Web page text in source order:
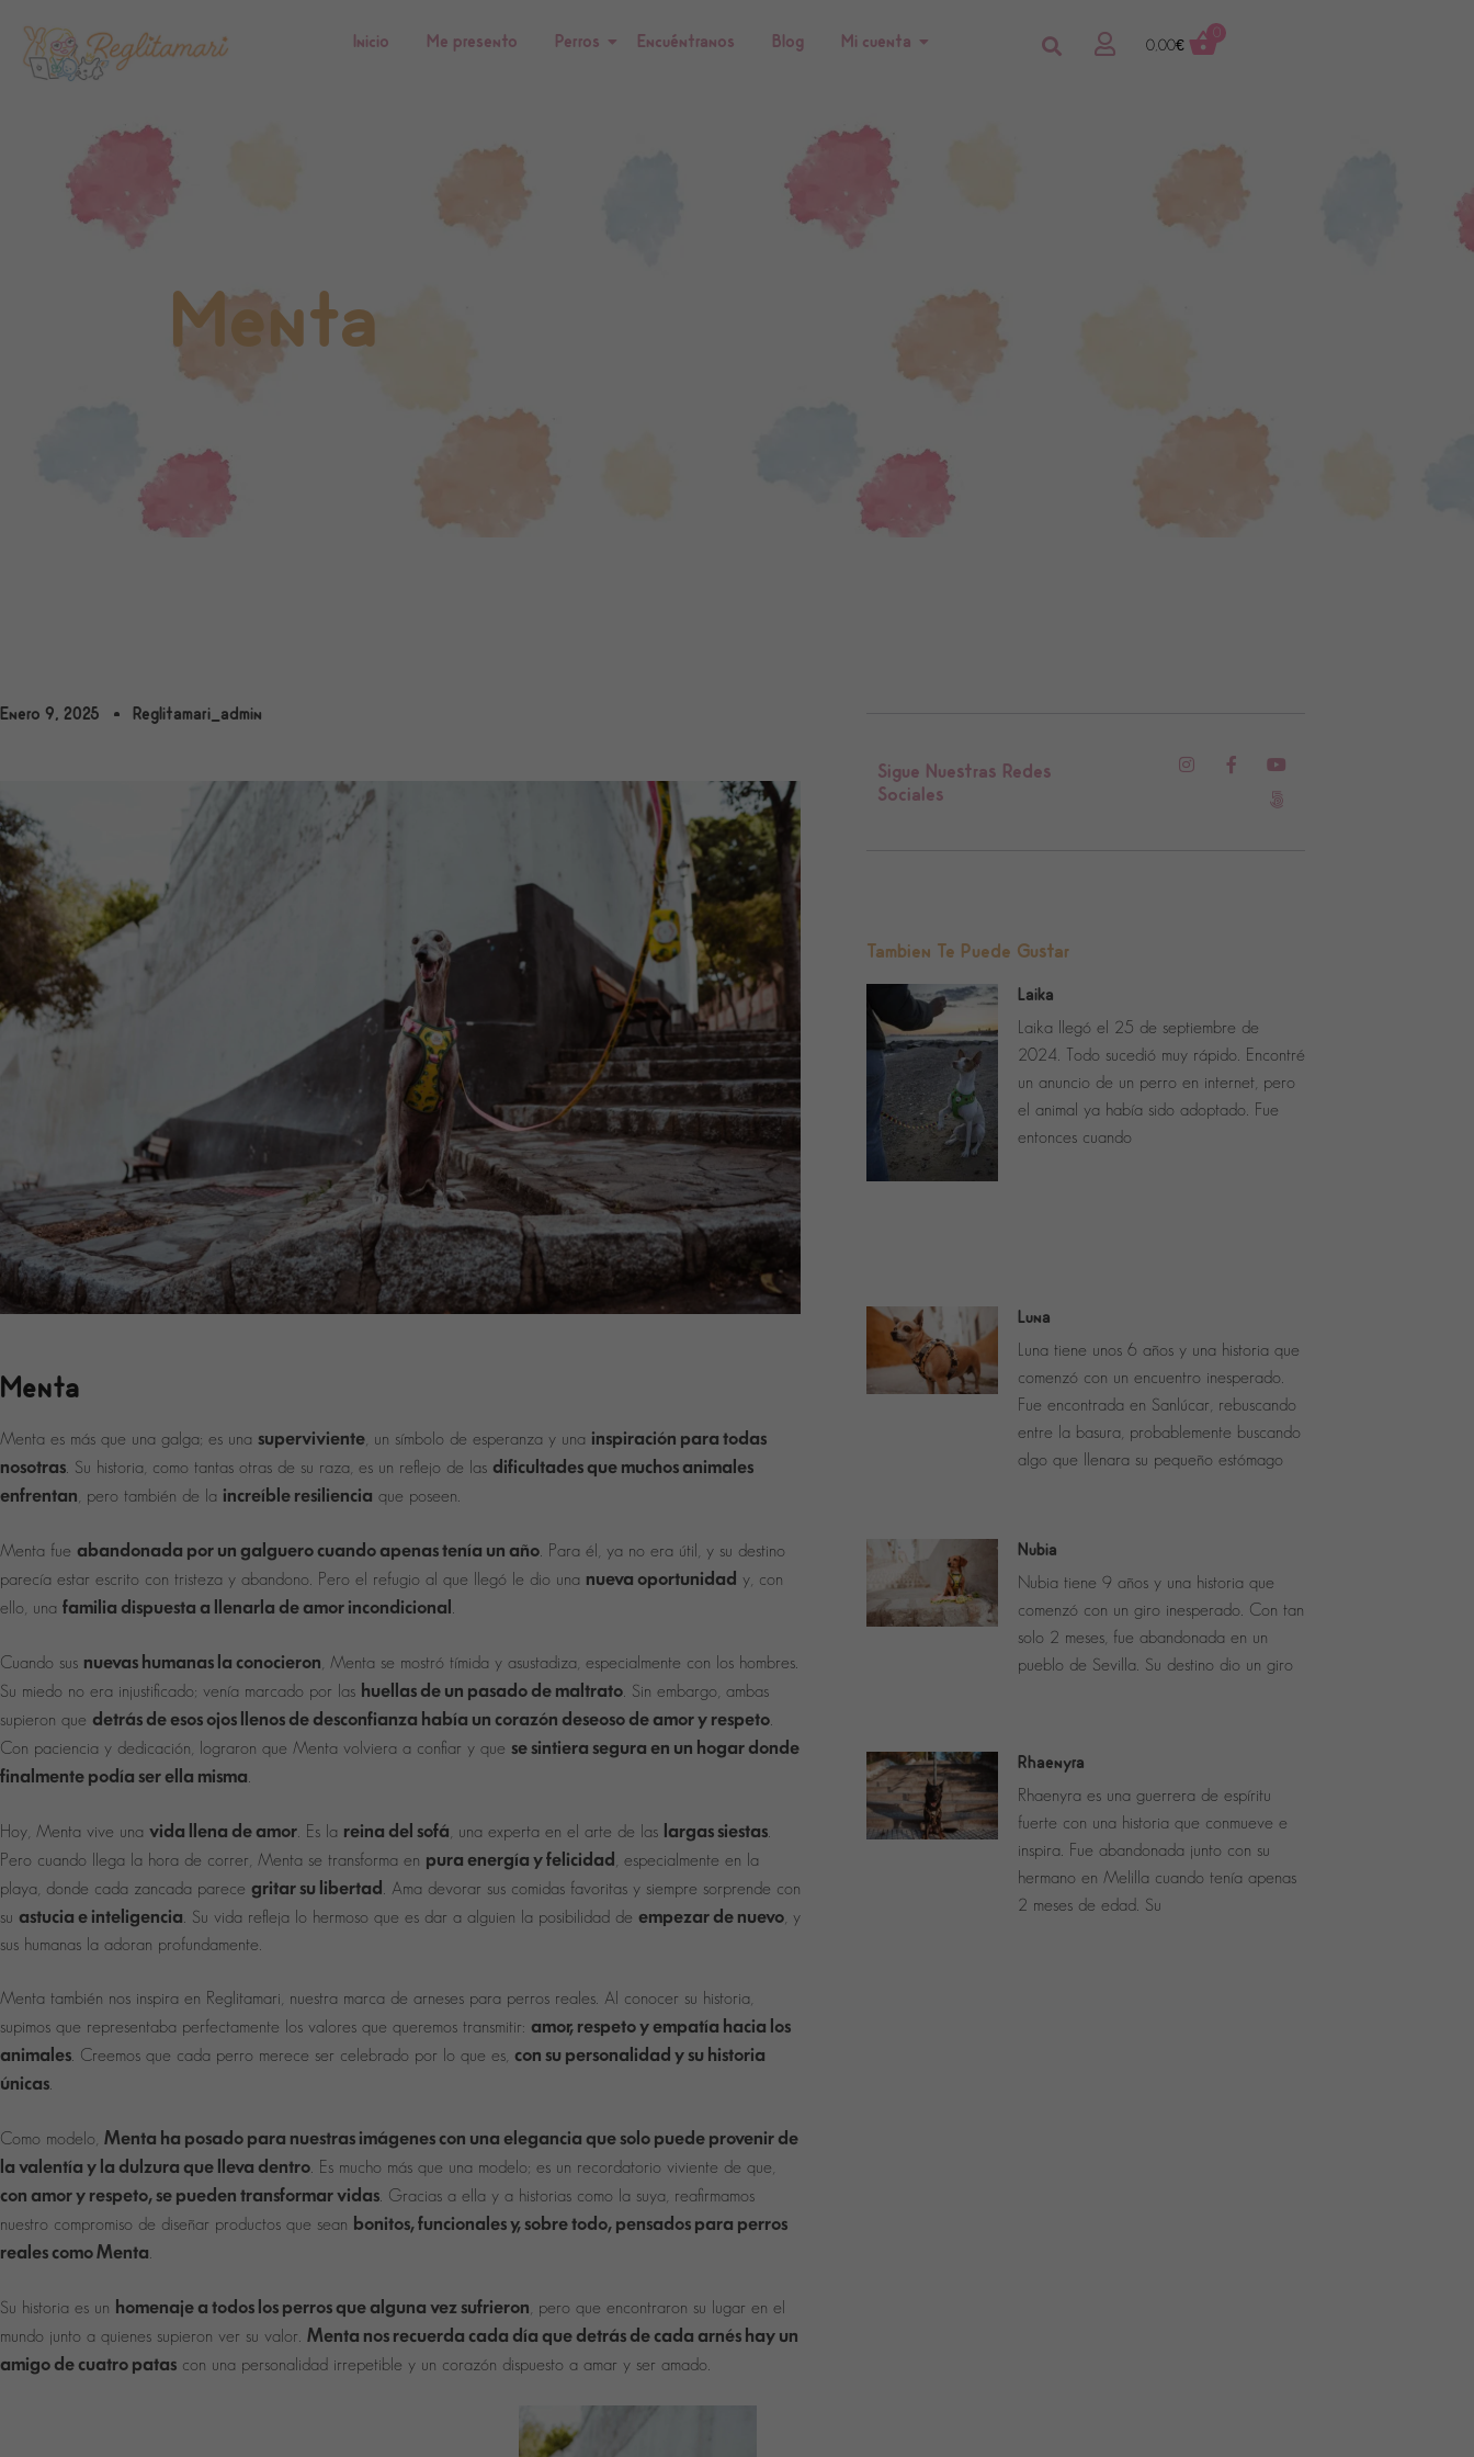
Inicio Me presento Perros Encuéntranos Blog Mi cuenta 0,00€
0
Menta
Enero 9, 2025 Reglitamari_admin
Menta
Menta es más que una galga; es una superviviente , un símbolo de esperanza y una inspiración para todas
nosotras. Su historia, como tantas otras de su raza, es un reflejo de las dificultades que muchos animales
enfrentan , pero también de la increíble resiliencia que poseen.
Menta fue abandonada por un galguero cuando apenas tenía un año. Para él, ya no era útil, y su destino
parecía estar escrito con tristeza y abandono. Pero el refugio al que llegó le dio una nueva oportunidad y, con
ello, una familia dispuesta a llenarla de amor incondicional.
Cuando sus nuevas humanas la conocieron , Menta se mostró tímida y asustadiza, especialmente con los hombres.
Su miedo no era injustificado; venía marcado por las huellas de un pasado de maltrato. Sin embargo, ambas
supieron que detrás de esos ojos llenos de desconfianza había un corazón deseoso de amor y respeto.
Con paciencia y dedicación, lograron que Menta volviera a confiar y que se sintiera segura en un hogar donde
finalmente podía ser ella misma.
Hoy, Menta vive una vida llena de amor. Es la reina del sofá , una experta en el arte de las largas siestas.
Pero cuando llega la hora de correr, Menta se transforma en pura energía y felicidad , especialmente en la
playa, donde cada zancada parece gritar su libertad. Ama devorar sus comidas favoritas y siempre sorprende con
su astucia e inteligencia. Su vida refleja lo hermoso que es dar a alguien la posibilidad de empezar de nuevo , y
sus humanas la adoran profundamente.
Menta también nos inspira en Reglitamari, nuestra marca de arneses para perros reales. Al conocer su historia,
supimos que representaba perfectamente los valores que queremos transmitir: amor, respeto y empatía hacia los
animales. Creemos que cada perro merece ser celebrado por lo que es, con su personalidad y su historia
únicas.
Como modelo, Menta ha posado para nuestras imágenes con una elegancia que solo puede provenir de
la valentía y la dulzura que lleva dentro. Es mucho más que una modelo; es un recordatorio viviente de que,
con amor y respeto, se pueden transformar vidas. Gracias a ella y a historias como la suya, reafirmamos
nuestro compromiso de diseñar productos que sean bonitos, funcionales y, sobre todo, pensados para perros
reales como Menta.
Su historia es un homenaje a todos los perros que alguna vez sufrieron , pero que encontraron su lugar en el
mundo junto a quienes supieron ver su valor. Menta nos recuerda cada día que detrás de cada arnés hay un
amigo de cuatro patas con una personalidad irrepetible y un corazón dispuesto a amar y ser amado.
Sigue Nuestras Redes
Sociales
Tambien Te Puede Gustar
Laika
Laika llegó el 25 de septiembre de
2024. Todo sucedió muy rápido. Encontré
un anuncio de un perro en internet, pero
el animal ya había sido adoptado. Fue
entonces cuando
Luna
Luna tiene unos 6 años y una historia que
comenzó con un encuentro inesperado.
Fue encontrada en Sanlúcar, rebuscando
entre la basura, probablemente buscando
algo que llenara su pequeño estómago
Nubia
Nubia tiene 9 años y una historia que
comenzó con un giro inesperado. Con tan
solo 2 meses, fue abandonada en un
pueblo de Sevilla. Su destino dio un giro
Rhaenyra
Rhaenyra es una guerrera de espíritu
fuerte con una historia que conmueve e
inspira. Fue abandonada junto con su
hermano en Melilla cuando tenía apenas
2 meses de edad. Su
necesarias
funcione la
Para que
podamos
la web.
nuestra web
rechaza estas
cookies,
funcionalidades